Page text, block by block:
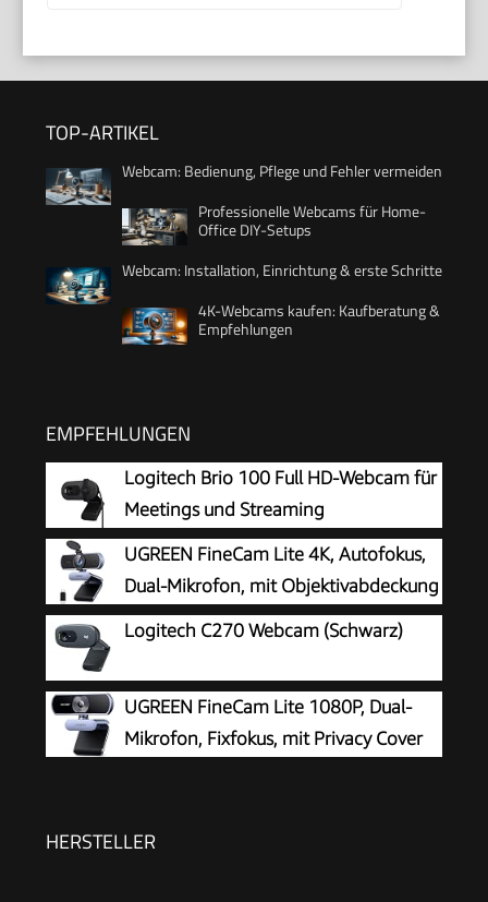
TOP-ARTIKEL
Webcam: Bedienung, Pflege und Fehler vermeiden
Professionelle Webcams für Home-
Office DIY-Setups
Webcam: Installation, Einrichtung & erste Schritte
4K-Webcams kaufen: Kaufberatung &
Empfehlungen
EMPFEHLUNGEN
Logitech Brio 100 Full HD-Webcam für
Meetings und Streaming
UGREEN FineCam Lite 4K, Autofokus,
Dual-Mikrofon, mit Objektivabdeckung
Logitech C270 Webcam (Schwarz)
UGREEN FineCam Lite 1080P, Dual-
Mikrofon, Fixfokus, mit Privacy Cover
HERSTELLER